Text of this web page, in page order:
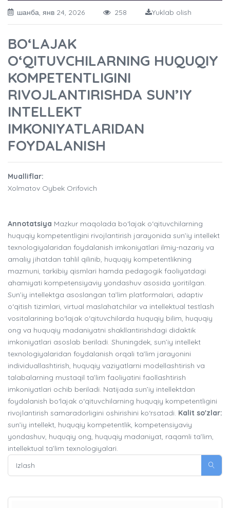
шанба, янв 24, 2026 258 Yuklab olish
BO‘LAJAK
O‘QITUVCHILARNING HUQUQIY
KOMPETENTLIGINI
RIVOJLANTIRISHDA SUN’IY
INTELLEKT
IMKONIYATLARIDAN
FOYDALANISH
Mualliflar:
Xolmatov Oybek Orifovich
Annotatsiya Mazkur maqolada bo‘lajak o‘qituvchilarning
huquqiy kompetentligini rivojlantirish jarayonida sun’iy intellekt
texnologiyalaridan foydalanish imkoniyatlari ilmiy-nazariy va
amaliy jihatdan tahlil qilinib, huquqiy kompetentlikning
mazmuni, tarkibiy qismlari hamda pedagogik faoliyatdagi
ahamiyati kompetensiyaviy yondashuv asosida yoritilgan.
Sun’iy intellektga asoslangan ta’lim platformalari, adaptiv
o‘qitish tizimlari, virtual maslahatchilar va intellektual testlash
vositalarining bo‘lajak o‘qituvchilarda huquqiy bilim, huquqiy
ong va huquqiy madaniyatni shakllantirishdagi didaktik
imkoniyatlari asoslab beriladi. Shuningdek, sun’iy intellekt
texnologiyalaridan foydalanish orqali ta’lim jarayonini
individuallashtirish, huquqiy vaziyatlarni modellashtirish va
talabalarning mustaqil ta’lim faoliyatini faollashtirish
imkoniyatlari ochib beriladi. Natijada sun’iy intellektdan
foydalanish bo‘lajak o‘qituvchilarning huquqiy kompetentligini
rivojlantirish samaradorligini oshirishini ko‘rsatadi. Kalit so'zlar:
sun’iy intellekt, huquqiy kompetentlik, kompetensiyaviy
yondashuv, huquqiy ong, huquqiy madaniyat, raqamli ta’lim,
intellektual ta’lim texnologiyalari.